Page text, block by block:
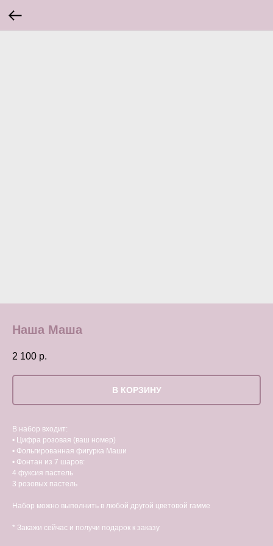
Наша Маша
2 100 р.
В КОРЗИНУ
В набор входит:
• Цифра розовая (ваш номер)
• Фольгированная фигурка Маши
• Фонтан из 7 шаров:
4 фуксия пастель
3 розовых пастель
Набор можно выполнить в любой другой цветовой гамме
* Закажи сейчас и получи подарок к заказу